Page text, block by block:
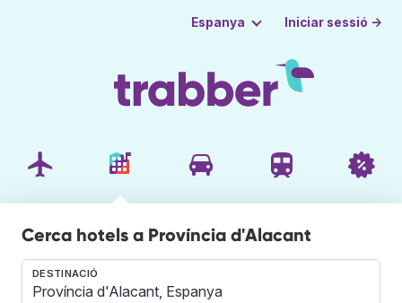
Espanya Iniciar sessió →
Cerca hotels a Província d'Alacant
DESTINACIÓ